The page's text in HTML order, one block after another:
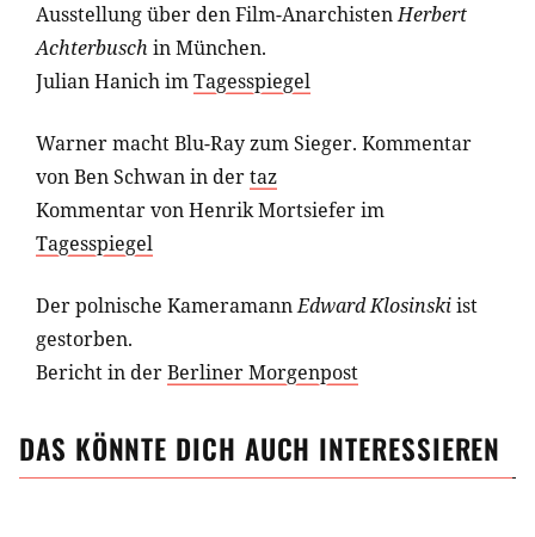
Ausstellung über den Film-AnarchistenHerbert
Achterbusch in München.
Julian Hanich imTagesspiegel
Warner macht Blu-Ray zum Sieger. Kommentar
von Ben Schwan in dertaz
Kommentar von Henrik Mortsiefer im
Tagesspiegel
Der polnische KameramannEdward Klosinskiist
gestorben.
Bericht in derBerliner Morgenpost
DAS KÖNNTE DICH AUCH INTERESSIEREN